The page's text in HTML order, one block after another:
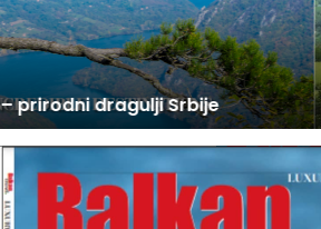
A
J
I
O
V
I
B
R
O
U PRODAJI NOVI BROJ BALKAN